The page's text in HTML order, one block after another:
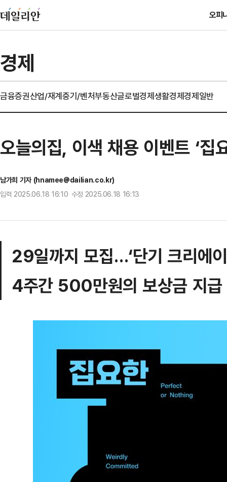
오피
경제
금융증권산업/재계중기/벤처부동산글로벌경제생활경제경제일반
오늘의집, 이색 채용 이벤트 ‘집
남가희 기자 (hnamee@dailian.co.kr)
입력 2025.06.18 16:10 수정 2025.06.18 16:13
29일까지 모집…‘단기 크리에
4주간 500만원의 보상금 지급